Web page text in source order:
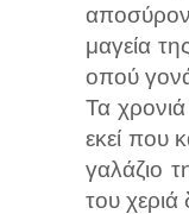
μαγεία
οπού
Τα
εκεί που
γαλάζιο
του χεριά